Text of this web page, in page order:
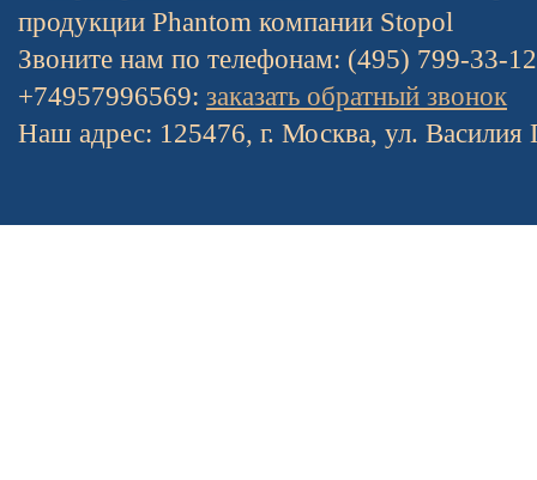
продукции Phantom компании Stopol
Звоните нам по телефонам: (495) 799-33-
+74957996569: заказать обратный звонок
Наш адрес: 125476, г. Москва, ул. Василия